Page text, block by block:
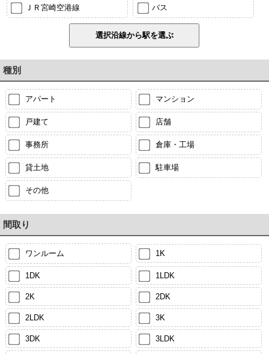
ＪＲ宮崎空港線 バス
種別
アパート マンション
戸建て 店舗
事務所 倉庫・工場
貸土地 駐車場
その他
間取り
ワンルーム 1K
1DK 1LDK
2K 2DK
2LDK 3K
3DK 3LDK